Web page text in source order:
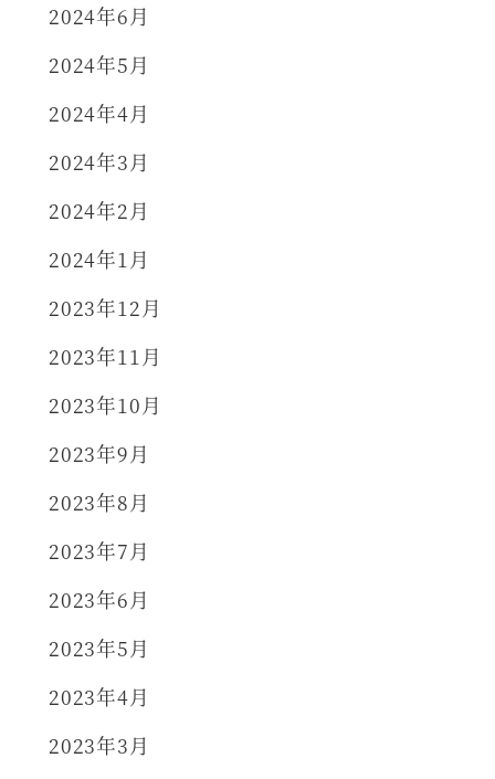
2024年6月
2024年5月
2024年4月
2024年3月
2024年2月
2024年1月
2023年12月
2023年11月
2023年10月
2023年9月
2023年8月
2023年7月
2023年6月
2023年5月
2023年4月
2023年3月